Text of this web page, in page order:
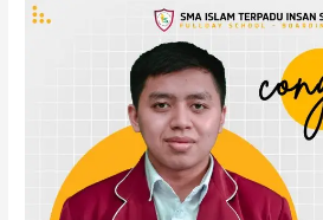
Empat
Melaju